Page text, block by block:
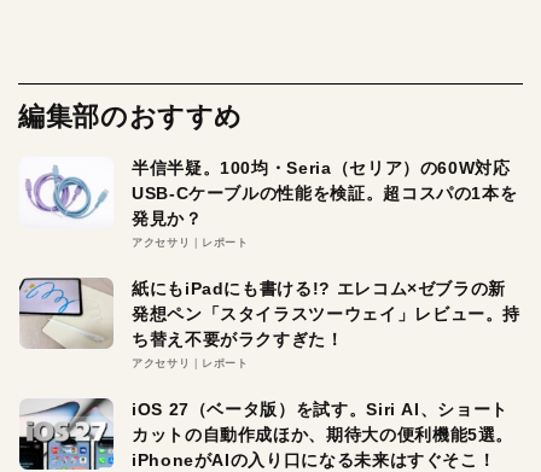
編集部のおすすめ
半信半疑。100均・Seria（セリア）の60W対応
USB-Cケーブルの性能を検証。超コスパの1本を
発見か？
アクセサリ レポート
紙にもiPadにも書ける!? エレコム×ゼブラの新
発想ペン「スタイラスツーウェイ」レビュー。持
ち替え不要がラクすぎた！
アクセサリ レポート
iOS 27（ベータ版）を試す。Siri AI、ショート
カットの自動作成ほか、期待大の便利機能5選。
iPhoneがAIの入り口になる未来はすぐそこ！